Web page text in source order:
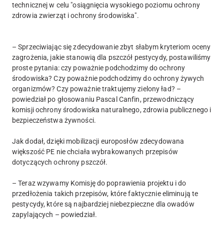
technicznej w celu "osiągnięcia wysokiego poziomu ochrony
zdrowia zwierząt i ochrony środowiska".
– Sprzeciwiając się zdecydowanie zbyt słabym kryteriom oceny
zagrożenia, jakie stanowią dla pszczół pestycydy, postawiliśmy
proste pytania: czy poważnie podchodzimy do ochrony
środowiska? Czy poważnie podchodzimy do ochrony żywych
organizmów? Czy poważnie traktujemy zielony ład? –
powiedział po głosowaniu Pascal Canfin, przewodniczący
komisji ochrony środowiska naturalnego, zdrowia publicznego i
bezpieczeństwa żywności.
Jak dodał, dzięki mobilizacji europosłów zdecydowana
większość PE nie chciała wybrakowanych przepisów
dotyczących ochrony pszczół.
– Teraz wzywamy Komisję do poprawienia projektu i do
przedłożenia takich przepisów, które faktycznie eliminują te
pestycydy, które są najbardziej niebezpieczne dla owadów
zapylających – powiedział.